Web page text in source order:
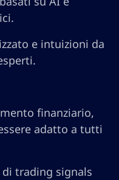
e intuizioni da
finanziario,
adatto a tutti
trading signals